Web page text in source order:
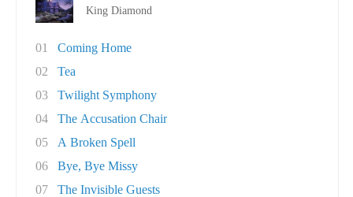
King Diamond
01
Coming Home
02
Tea
03
Twilight Symphony
04
The Accusation Chair
05
A Broken Spell
06
Bye, Bye Missy
07
The Invisible Guests